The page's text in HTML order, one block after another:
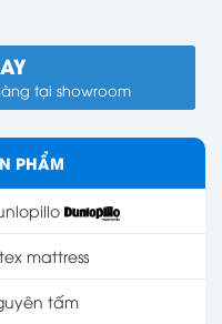
tại showroom
PHẨM
mattress
tấm